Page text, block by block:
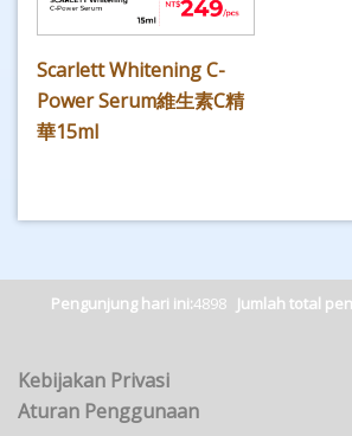
Scarlett Whitening C-
Power Serum維生素C精
華15ml
Pengunjung hari ini:4898 Jumlah total
Kebijakan Privasi
Aturan Penggunaan